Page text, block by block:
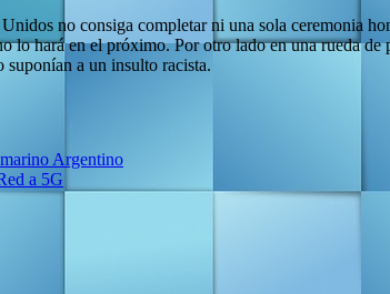
no consiga completar ni una sola ceremonia
hará en el próximo. Por otro lado en una rueda
a un insulto racista.
Argentino
a 5G